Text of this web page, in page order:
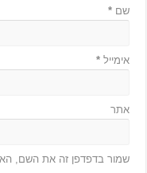
שם*
אימייל*
אתר
שמור בדפדפן זה את השם,